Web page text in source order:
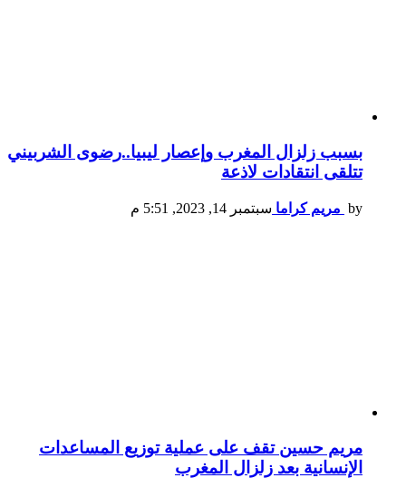
بسبب زلزال المغرب وإعصار ليبيا..رضوى الشربيني
تتلقى انتقادات لاذعة
by مريم كراما سبتمبر 14, 2023, 5:51 م
مريم حسين تقف على عملية توزيع المساعدات
الإنسانية بعد زلزال المغرب